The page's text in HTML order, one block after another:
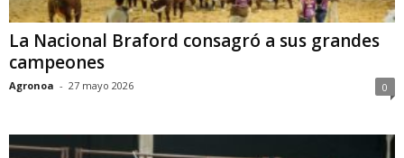
La Nacional Braford consagró a sus grandes
campeones
Agronoa - 27 mayo 2026 0